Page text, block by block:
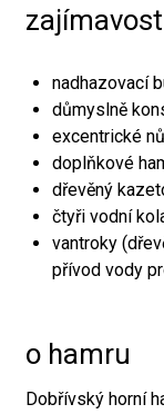
nadhazovací
důmyslně
excentrické
doplňkové
dřevěný
čtyři vodní
vantroky
přívod vody
o hamru
Dobřívský horní